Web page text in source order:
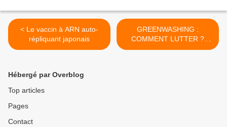
< Le vaccin à ARN auto-
répliquant japonais
GREENWASHING :
COMMENT LUTTER ?
Clémentine Baldon >
Hébergé par Overblog
Top articles
Pages
Contact